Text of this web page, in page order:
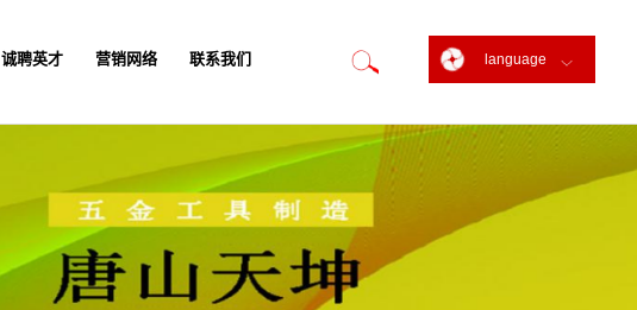
诚聘英才 营销网络 联系我们 language